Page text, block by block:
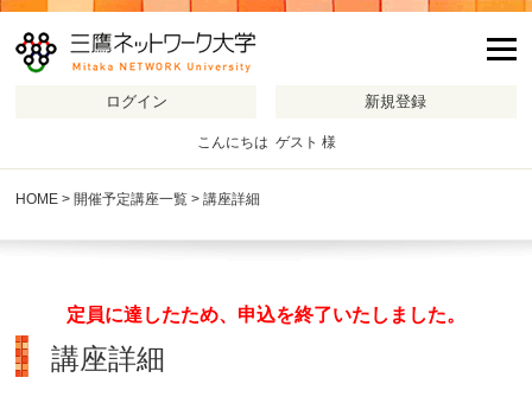
こんにちは ゲスト 様
HOME > 開催予定講座一覧 > 講座詳細
定員に達したため、申込を終了いたしました。
講座詳細